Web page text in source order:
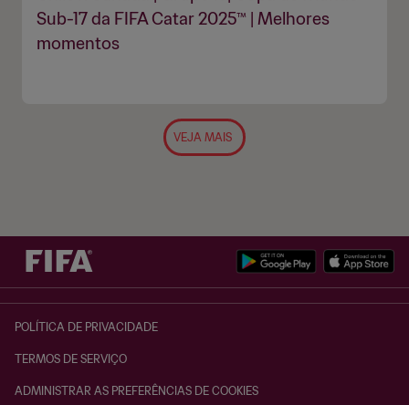
Sub-17 da FIFA Catar 2025™ | Melhores
momentos
VEJA MAIS
POLÍTICA DE PRIVACIDADE
TERMOS DE SERVIÇO
ADMINISTRAR AS PREFERÊNCIAS DE COOKIES